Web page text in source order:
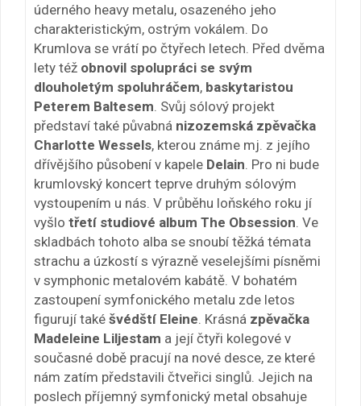
úderného heavy metalu, osazeného jeho
charakteristickým, ostrým vokálem. Do
Krumlova se vrátí po čtyřech letech. Před dvěma
lety též obnovil spolupráci se svým
dlouholetým spoluhráčem, baskytaristou
Peterem Baltesem . Svůj sólový projekt
představí také půvabná nizozemská zpěvačka
Charlotte Wessels, kterou známe mj. z jejího
dřívějšího působení v kapele Delain . Pro ni bude
krumlovský koncert teprve druhým sólovým
vystoupením u nás. V průběhu loňského roku jí
vyšlo třetí studiové album The Obsession . Ve
skladbách tohoto alba se snoubí těžká témata
strachu a úzkostí s výrazně veselejšími písněmi
v symphonic metalovém kabátě. V bohatém
zastoupení symfonického metalu zde letos
figurují také švédští Eleine . Krásná zpěvačka
Madeleine Liljestam a její čtyři kolegové v
současné době pracují na nové desce, ze které
nám zatím představili čtveřici singlů. Jejich na
poslech příjemný symfonický metal obsahuje